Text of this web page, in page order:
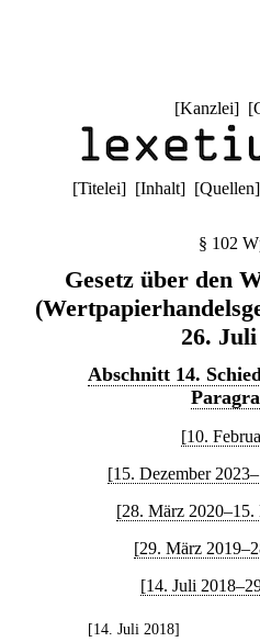
[Kanzlei] [
[Titelei] [Inhalt] [Quellen]
§ 102
Gesetz über den
26. Juli
Abschnitt 14.
[10.
[15. Dezember
[28. März 2020–15.
[29. März
[14. Juli
[14. Juli 2018]